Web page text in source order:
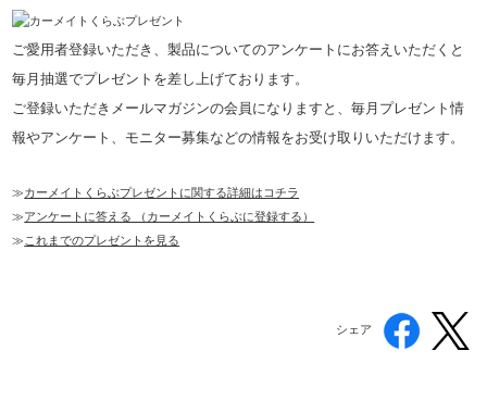
ご愛用者登録いただき、製品についてのアンケートにお答えいただくと
毎月抽選でプレゼントを差し上げております。
ご登録いただきメールマガジンの会員になりますと、毎月プレゼント情
報やアンケート、モニター募集などの情報をお受け取りいただけます。
≫カーメイトくらぶプレゼントに関する詳細はコチラ
≫アンケートに答える （カーメイトくらぶに登録する）
≫これまでのプレゼントを見る
シェア